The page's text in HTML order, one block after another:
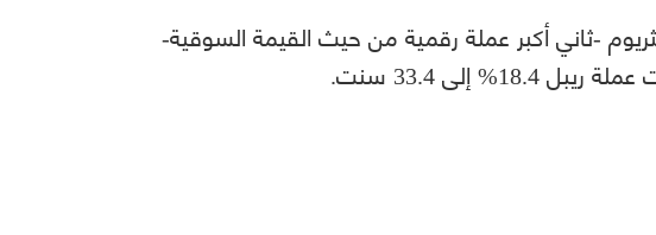
-ثاني أكبر عملة رقمية من حيث القيمة السوقية-